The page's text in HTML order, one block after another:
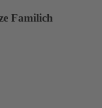
Familich